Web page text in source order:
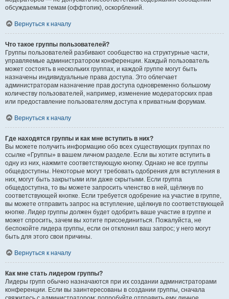
обсуждаемым темам (оффтопик), оскорблений.
Вернуться к началу
Что такое группы пользователей?
Группы пользователей разбивают сообщество на структурные части,
управляемые администратором конференции. Каждый пользователь
может состоять в нескольких группах, и каждой группе могут быть
назначены индивидуальные права доступа. Это облегчает
администраторам назначение прав доступа одновременно большому
количеству пользователей, например, изменение модераторских прав
или предоставление пользователям доступа к приватным форумам.
Вернуться к началу
Где находятся группы и как мне вступить в них?
Вы можете получить информацию обо всех существующих группах по
ссылке «Группы» в вашем личном разделе. Если вы хотите вступить в
одну из них, нажмите соответствующую кнопку. Однако не все группы
общедоступны. Некоторые могут требовать одобрения для вступления в
них, могут быть закрытыми или даже скрытыми. Если группа
общедоступна, то вы можете запросить членство в ней, щёлкнув по
соответствующей кнопке. Если требуется одобрение на участие в группе,
вы можете отправить запрос на вступление, щёлкнув по соответствующей
кнопке. Лидер группы должен будет одобрить ваше участие в группе и
может спросить, зачем вы хотите присоединиться. Пожалуйста, не
беспокойте лидера группы, если он отклонил ваш запрос; у него могут
быть для этого свои причины.
Вернуться к началу
Как мне стать лидером группы?
Лидеры групп обычно назначаются при их создании администраторами
конференции. Если вы заинтересованы в создании группы, сначала